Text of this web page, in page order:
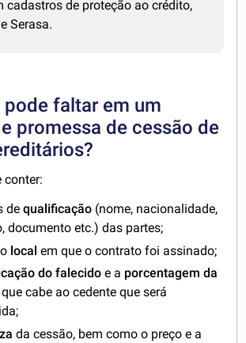
cadastros de proteção ao crédito,
Serasa.
pode faltar em um
promessa de cessão de
conter:
dequalificação (nome, nacionalidade,
documento etc.) das partes;
localem que o contrato foi assinado;
do falecido e a porcentagem da
que cabe ao cedente que será
da cessão, bem como o preço e a